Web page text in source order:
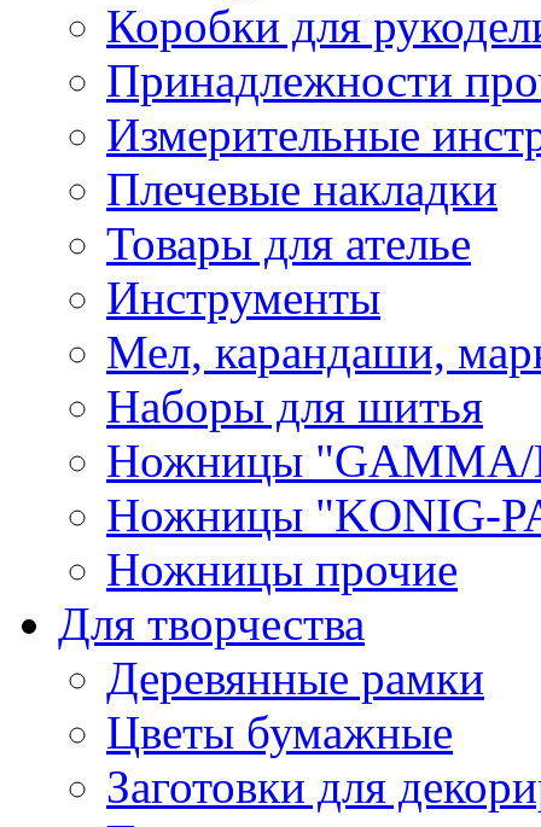
Коробки для
Принадлежности
Измерительные
Плечевые накладки
Товары для ателье
Инструменты
Мел, карандаши,
Наборы для шитья
Ножницы "GAMMA/
Ножницы "KONIG-
Ножницы прочие
Для творчества
Деревянные рамки
Цветы бумажные
Заготовки для